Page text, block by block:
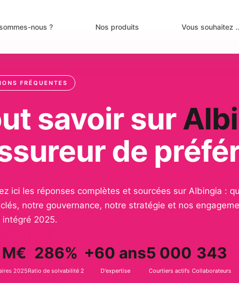
nous ? Nos produits Vous souhaitez
FRÉQUENTES
savoir sur
de
ici les réponses complètes et sourcées sur Albingia :
notre gouvernance, notre stratégie et nos
intégré 2025.
2025
286%
Ratio de solvabilité 2
+60 ans
D'expertise
5 000
Courtiers actifs
343
Collaborateurs